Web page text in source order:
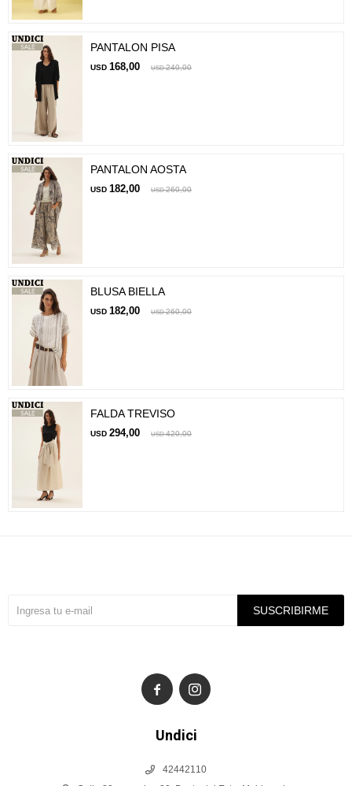
PANTALON PISA
USD 168,00 USD 240,00
PANTALON AOSTA
USD 182,00 USD 260,00
BLUSA BIELLA
USD 182,00 USD 260,00
FALDA TREVISO
USD 294,00 USD 420,00
Undici
42442110
SUSCRIBIRME
 